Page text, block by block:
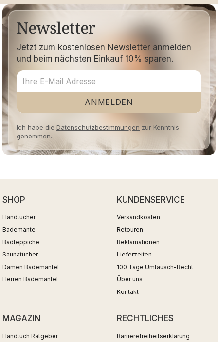
Newsletter
Jetzt zum kostenlosen Newsletter anmelden
und beim nächsten Einkauf 10% sparen.
ANMELDEN
Ich habe die Datenschutzbestimmungen zur Kenntnis
genommen.
SHOP
Handtücher
Bademäntel
Badteppiche
Saunatücher
Damen Bademantel
Herren Bademantel
KUNDENSERVICE
Versandkosten
Retouren
Reklamationen
Lieferzeiten
100 Tage Umtausch-Recht
Über uns
Kontakt
MAGAZIN
Handtuch Ratgeber
RECHTLICHES
Barrierefreiheitserklärung